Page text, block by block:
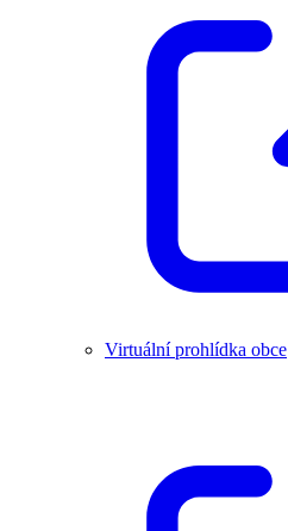
Virtuální prohlídka obce